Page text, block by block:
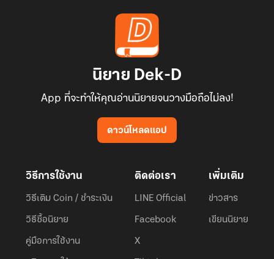
นิยาย Dek-D
App ที่จะทำให้คุณอ่านนิยายจนวางมือถือไม่ลง!
ดาวน์โหลดแอป
วิธีการใช้งาน
วิธีเติม Coin / ชำระเงิน
วิธีซื้อนิยาย
คู่มือการใช้งาน
ติดต่อเรา
LINE Official
Facebook
X
เพิ่มเติม
ข่าวสาร
เขียนนิยาย